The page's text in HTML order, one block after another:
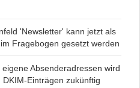
'Newsletter' kann jetzt als
Fragebogen gesetzt werden
Absenderadressen wird
Einträgen zukünftig